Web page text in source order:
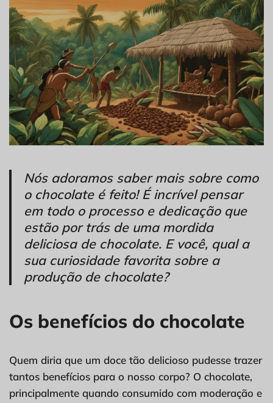
Nós adoramos saber mais sobre como
o chocolate é feito! É incrível pensar
em todo o processo e dedicação que
estão por trás de uma mordida
deliciosa de chocolate. E você, qual a
sua curiosidade favorita sobre a
produção de chocolate?
Os benefícios do chocolate
Quem diria que um doce tão delicioso pudesse trazer
tantos benefícios para o nosso corpo? O chocolate,
principalmente quando consumido com moderação e